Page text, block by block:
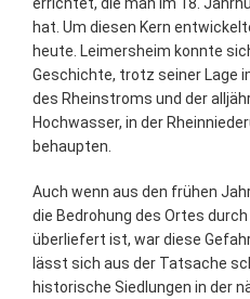
hat. Um diesen Kern
heute. Leimersheim konnte
Geschichte, trotz seiner Lage
des Rheinstroms und der
Hochwasser, in der
behaupten.
Auch wenn aus den frühen
die Bedrohung des Ortes
überliefert ist, war diese
lässt sich aus der Tatsache
historische Siedlungen in der